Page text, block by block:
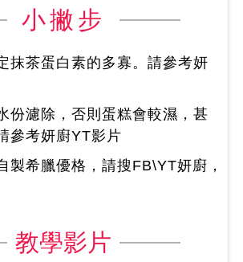
小撇步
抹茶蛋白素的多寡。請參考妍
份濾除，否則蛋糕會較濕，甚
參考妍廚YT影片
製希臘優格，請搜FB\YT妍廚，
教學影片